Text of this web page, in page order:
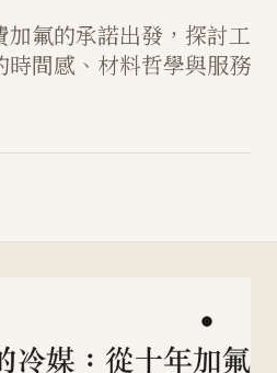
氟的承諾出發，探討工
時間感、材料哲學與服務